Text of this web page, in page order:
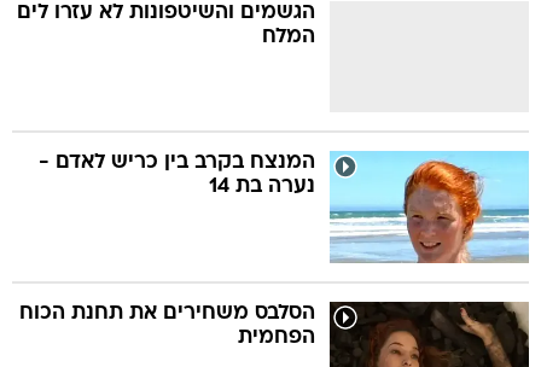
הגשמים והשיטפונות לא עזרו לים
המלח
המנצח בקרב בין כריש לאדם -
נערה בת 14
הסלבס משחירים את תחנת הכוח
הפחמית